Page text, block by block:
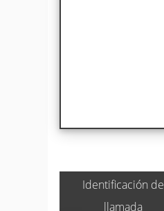
Identificación de
llamada